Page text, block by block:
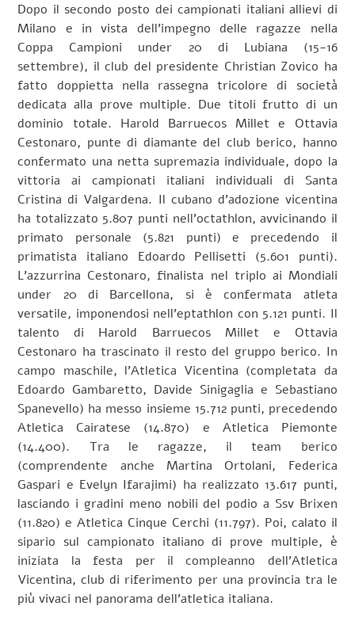
Dopo il secondo posto dei campionati italiani allievi di
Milano e in vista dell’impegno delle ragazze nella
Coppa Campioni under 20 di Lubiana (15-16
settembre), il club del presidente Christian Zovico ha
fatto doppietta nella rassegna tricolore di società
dedicata alla prove multiple. Due titoli frutto di un
dominio totale. Harold Barruecos Millet e Ottavia
Cestonaro, punte di diamante del club berico, hanno
confermato una netta supremazia individuale, dopo la
vittoria ai campionati italiani individuali di Santa
Cristina di Valgardena. Il cubano d’adozione vicentina
ha totalizzato 5.807 punti nell’octathlon, avvicinando il
primato personale (5.821 punti) e precedendo il
primatista italiano Edoardo Pellisetti (5.601 punti).
L’azzurrina Cestonaro, finalista nel triplo ai Mondiali
under 20 di Barcellona, si è confermata atleta
versatile, imponendosi nell’eptathlon con 5.121 punti. Il
talento di Harold Barruecos Millet e Ottavia
Cestonaro ha trascinato il resto del gruppo berico. In
campo maschile, l’Atletica Vicentina (completata da
Edoardo Gambaretto, Davide Sinigaglia e Sebastiano
Spanevello) ha messo insieme 15.712 punti, precedendo
Atletica Cairatese (14.870) e Atletica Piemonte
(14.400). Tra le ragazze, il team berico
(comprendente anche Martina Ortolani, Federica
Gaspari e Evelyn Ifarajimi) ha realizzato 13.617 punti,
lasciando i gradini meno nobili del podio a Ssv Brixen
(11.820) e Atletica Cinque Cerchi (11.797). Poi, calato il
sipario sul campionato italiano di prove multiple, è
iniziata la festa per il compleanno dell’Atletica
Vicentina, club di riferimento per una provincia tra le
più vivaci nel panorama dell’atletica italiana.